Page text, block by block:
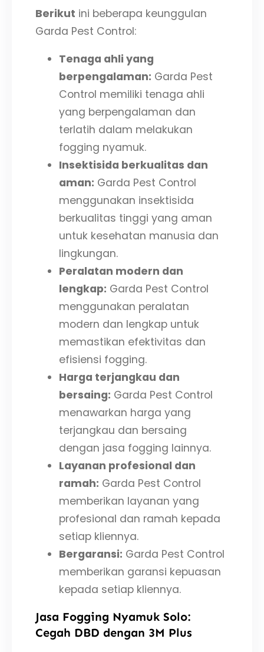
Berikut ini beberapa keunggulan
Garda Pest Control:
Tenaga ahli yang
berpengalaman: Garda Pest
Control memiliki tenaga ahli
yang berpengalaman dan
terlatih dalam melakukan
fogging nyamuk.
Insektisida berkualitas dan
aman: Garda Pest Control
menggunakan insektisida
berkualitas tinggi yang aman
untuk kesehatan manusia dan
lingkungan.
Peralatan modern dan
lengkap: Garda Pest Control
menggunakan peralatan
modern dan lengkap untuk
memastikan efektivitas dan
efisiensi fogging.
Harga terjangkau dan
bersaing: Garda Pest Control
menawarkan harga yang
terjangkau dan bersaing
dengan jasa fogging lainnya.
Layanan profesional dan
ramah: Garda Pest Control
memberikan layanan yang
profesional dan ramah kepada
setiap kliennya.
Bergaransi: Garda Pest Control
memberikan garansi kepuasan
kepada setiap kliennya.
Jasa Fogging Nyamuk Solo:
Cegah DBD dengan 3M Plus